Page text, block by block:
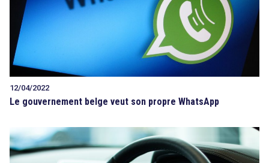
12/04/2022
Le gouvernement belge veut son propre WhatsApp